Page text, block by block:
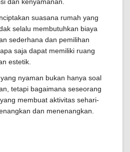
suasana rumah yang
selalu membutuhkan biaya
sederhana dan pemilihan
saja dapat memiliki ruang
estetik.
nyaman bukan hanya soal
tetapi bagaimana seseorang
membuat aktivitas sehari-
dan menenangkan.